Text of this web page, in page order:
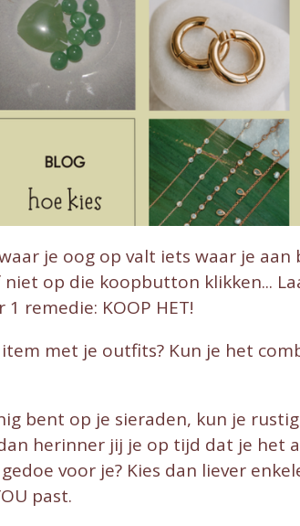
je oog op valt iets waar je
niet op die koopbutton klikken...
1 remedie: KOOP HET!
met je outfits? Kun je het
bent op je sieraden, kun je
herinner jij je op tijd dat je
voor je? Kies dan liever
past.